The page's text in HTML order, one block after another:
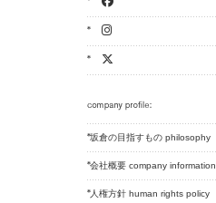
坂倉の目指すもの philosophy
会社概要 company information
人権方針 human rights policy